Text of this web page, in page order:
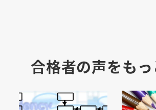
合格者の声をも